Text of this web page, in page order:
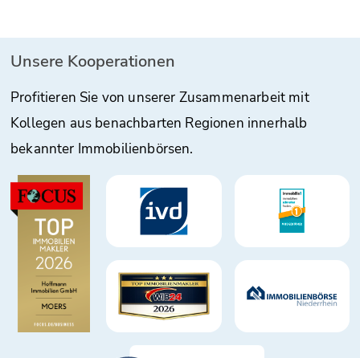
Unsere Kooperationen
Profitieren Sie von unserer Zusammenarbeit mit
Kollegen aus benachbarten Regionen innerhalb
bekannter Immobilienbörsen.